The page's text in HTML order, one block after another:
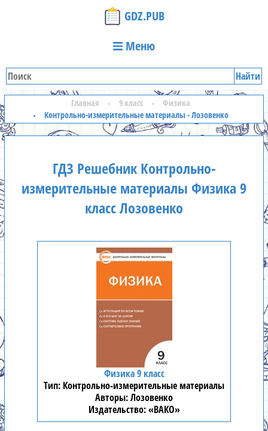
GDZ.PUB
Меню
Найти
Главная 9 класс
Физика
Контрольно-измерительные материалы - Лозовенко
ГДЗ Решебник Контрольно-
измерительные материалы Физика 9
класс Лозовенко
Физика 9 класс
Контрольно-измерительные материалы
Лозовенко
«ВАКО»